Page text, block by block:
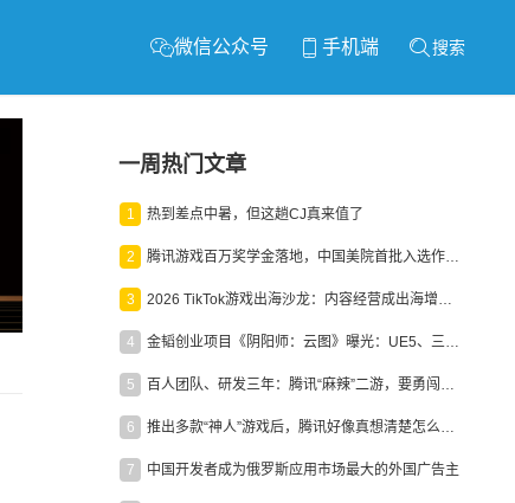
微信公众号 手机端 搜索
一周热门文章
1 热到差点中暑，但这趟CJ真来值了
2 腾讯游戏百万奖学金落地，中国美院首批入选作品获业内关注
3 2026 TikTok游戏出海沙龙：内容经营成出海增长新引擎
4 金韬创业项目《阴阳师：云图》曝光：UE5、三端互通、ARPG
5 百人团队、研发三年：腾讯“麻辣”二游，要勇闯男性恋爱市场
6 推出多款“神人”游戏后，腾讯好像真想清楚怎么做二次元了
7 中国开发者成为俄罗斯应用市场最大的外国广告主